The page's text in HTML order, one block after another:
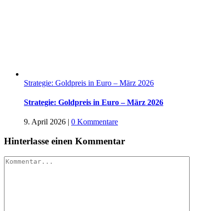
Strategie: Goldpreis in Euro – März 2026
Strategie: Goldpreis in Euro – März 2026
9. April 2026 | 0 Kommentare
Hinterlasse einen Kommentar
Kommentar